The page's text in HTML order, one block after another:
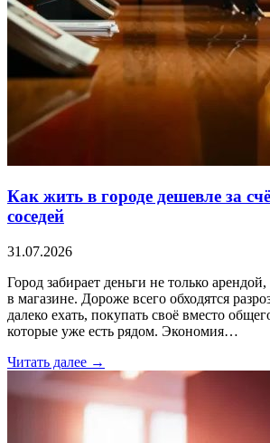
Как жить в городе дешевле за
соседей
31.07.2026
Город забирает деньги не только
в магазине. Дороже всего обходятся
далеко ехать, покупать своё вместо
которые уже есть рядом. Экономия…
Читать далее →